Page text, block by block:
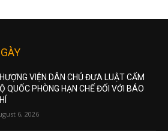
VIỆN DÂN CHỦ ĐƯA LUẬT CẤM
QUỐC PHÒNG HẠN CHẾ ĐỐI VỚI BÁO
6, 2026